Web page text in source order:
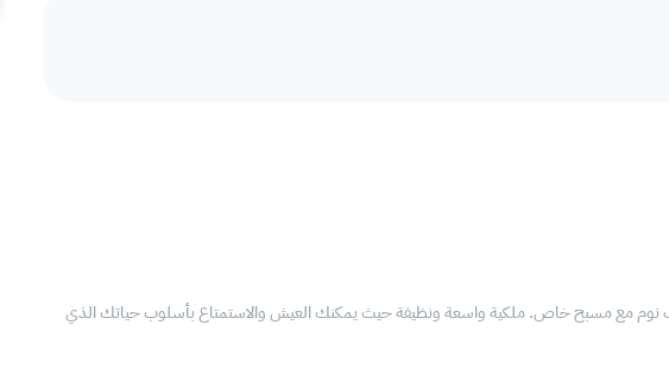
تقدم لك فيلا من 8 غرف نوم مع مسبح خاص. ملكية واسعة ونظيفة حيث يمكنك العيش والاستمتاع بأسلوب حياتك الذي